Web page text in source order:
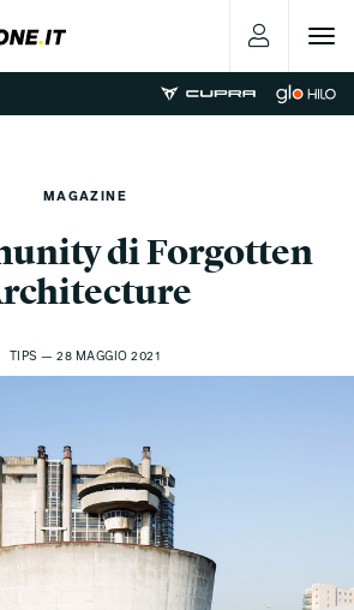
Toggle
MAGAZINE
di Forgotten
TIPS — 28 MAGGIO 2021